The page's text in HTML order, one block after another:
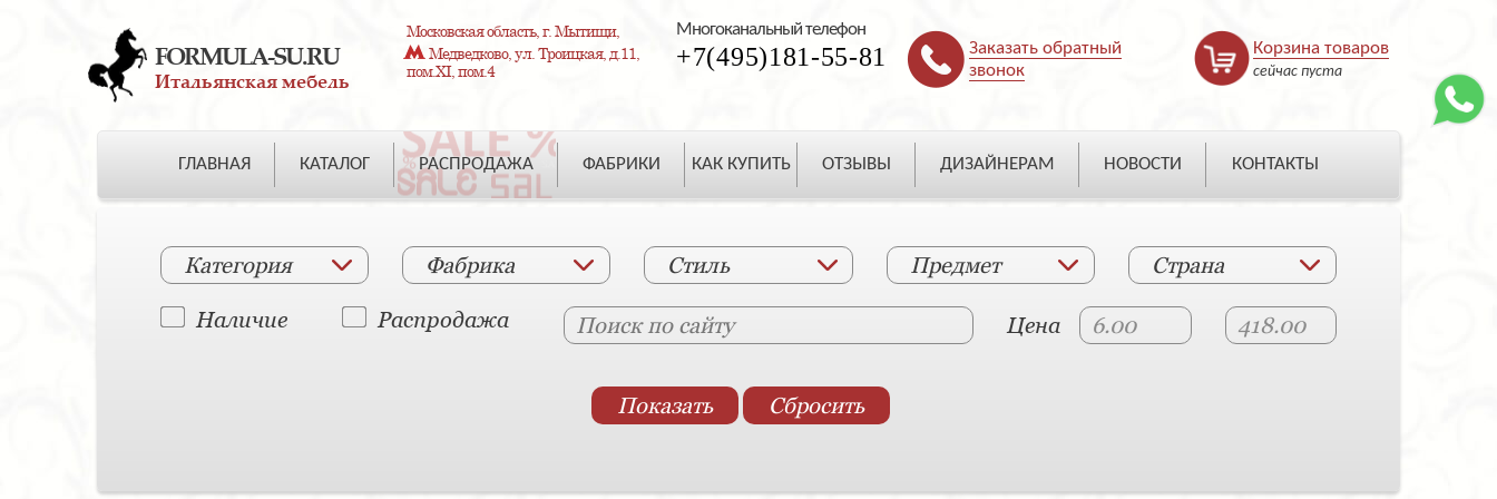
FORMULA-SU.RU
Итальянская мебель
Московская область, г. Мытищи,
Медведково, ул. Троицкая, д.11,
пом.XI, пом.4
Многоканальный телефон
+7(495)181-55-81
Заказать обратный
звонок
Корзина товаров
сейчас пуста
ГЛАВНАЯ КАТАЛОГ РАСПРОДАЖА ФАБРИКИ КАК КУПИТЬ ОТЗЫВЫ ДИЗАЙНЕРАМ НОВОСТИ КОНТАКТЫ
Категория Фабрика Стиль Предмет Страна
Наличие Распродажа Цена